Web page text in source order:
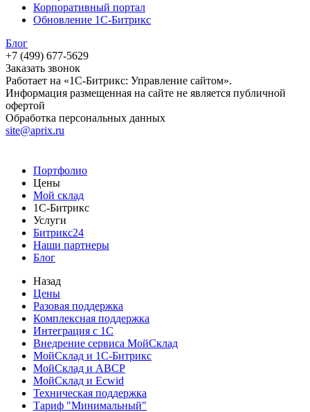
Корпоративный портал
Обновление 1С-Битрикс
Блог
+7 (499) 677-5629
Заказать звонок
Работает на «1С-Битрикс: Управление сайтом».
Информация размещенная на сайте не является публичной
офертой
Обработка персональных данных
site@aprix.ru
Портфолио
Цены
Мой склад
1С-Битрикс
Услуги
Битрикс24
Наши партнеры
Блог
Назад
Цены
Разовая поддержка
Комплексная поддержка
Интеграция с 1С
Внедрение сервиса МойСклад
МойСклад и 1С-Битрикс
МойСклад и ABCP
МойСклад и Ecwid
Техническая поддержка
Тариф "Минимальный"